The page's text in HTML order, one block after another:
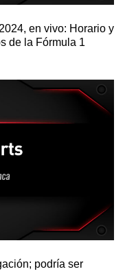
en vivo: Horario y
de la Fórmula 1
podría ser